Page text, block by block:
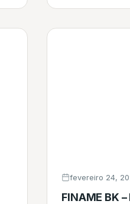
fevereiro 24,
FINAME BK